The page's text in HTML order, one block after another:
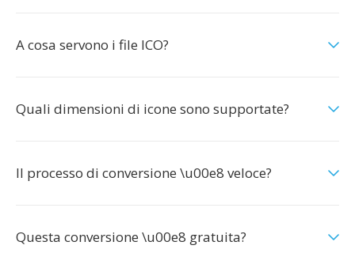
A cosa servono i file ICO?
Quali dimensioni di icone sono supportate?
Il processo di conversione \u00e8 veloce?
Questa conversione \u00e8 gratuita?